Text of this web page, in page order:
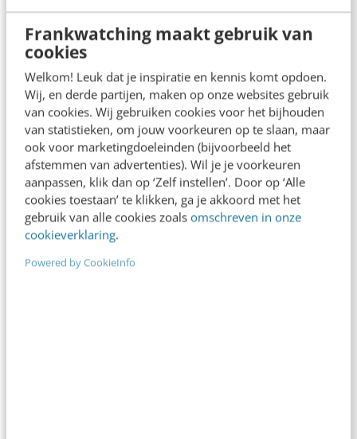
Frankwatching maakt gebruik van
cookies
Welkom! Leuk dat je inspiratie en kennis komt opdoen.
Wij, en derde partijen, maken op onze websites gebruik
van cookies. Wij gebruiken cookies voor het bijhouden
van statistieken, om jouw voorkeuren op te slaan, maar
ook voor marketingdoeleinden (bijvoorbeeld het
afstemmen van advertenties). Wil je je voorkeuren
aanpassen, klik dan op ‘Zelf instellen’. Door op ‘Alle
cookies toestaan’ te klikken, ga je akkoord met het
gebruik van alle cookies zoals omschreven in onze
cookieverklaring.
Powered by CookieInfo
MARKETING
Gratis hosting: revolutie in medialand
[[image:ourmedia.jpg::left:1]]De belangstelling voor
de zogenaamde grass-roots media, zeg maar de
media van het gewone volk, is in het afgelopen jaar
explosief gestegen.…
Frank Janssen· 21 jaar geleden
Top 10 software trends